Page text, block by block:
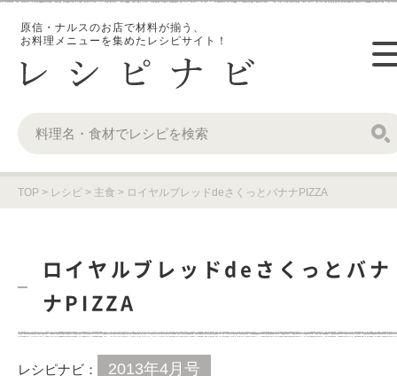
原信・ナルスのお店で材料が揃う、
お料理メニューを集めたレシピサイト！
TOP > レシピ > 主食 > ロイヤルブレッドdeさくっとバナナPIZZA
ロイヤルブレッドdeさくっとバナ
ナPIZZA
レシピナビ： 2013年4月号